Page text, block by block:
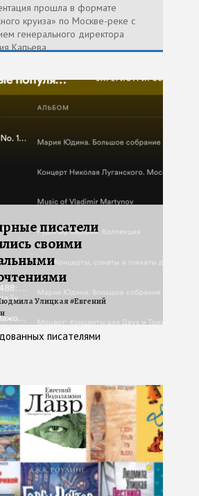
прошла в формате
круиза» по Москве-реке с
генерального директора
Капьева
писатели
своими
писателями
Улицкая#Евгений